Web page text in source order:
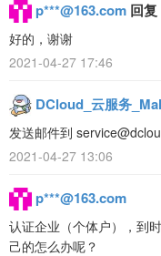
p***@163.com 回复
好的，谢谢
2021-04-27 17:46
DCloud_云服务_Mal
发送邮件到
2021-04-27 13:06
p***@163.com
认证企业（个体户），到
己的怎么办呢？